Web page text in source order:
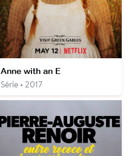
Anne with an E
Série • 2017